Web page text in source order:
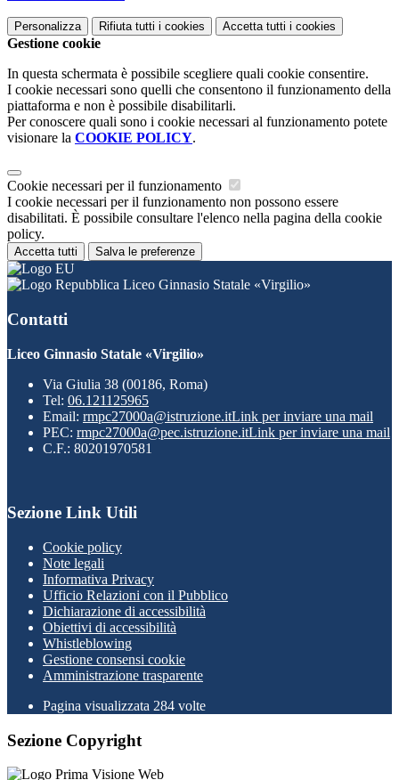
Personalizza Rifiuta tutti i cookies Accetta tutti i cookies
Gestione cookie
In questa schermata è possibile scegliere quali cookie consentire.
I cookie necessari sono quelli che consentono il funzionamento della
piattaforma e non è possibile disabilitarli.
Per conoscere quali sono i cookie necessari al funzionamento potete
visionare la COOKIE POLICY.
Cookie necessari per il funzionamento
I cookie necessari per il funzionamento non possono essere
disabilitati. È possibile consultare l'elenco nella pagina della cookie
policy.
Accetta tutti Salva le preferenze
Liceo Ginnasio Statale «Virgilio»
Contatti
Liceo Ginnasio Statale «Virgilio»
Via Giulia 38 (00186, Roma)
Tel: 06.121125965
Email: rmpc27000a@istruzione.itLink per inviare una mail
PEC: rmpc27000a@pec.istruzione.itLink per inviare una mail
C.F.: 80201970581
Sezione Link Utili
Cookie policy
Note legali
Informativa Privacy
Ufficio Relazioni con il Pubblico
Dichiarazione di accessibilità
Obiettivi di accessibilità
Whistleblowing
Gestione consensi cookie
Amministrazione trasparente
Pagina visualizzata 284 volte
Sezione Copyright